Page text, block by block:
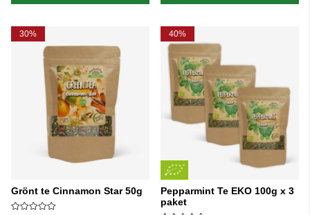
30%
Grönt te Cinnamon Star 50g
40%
Pepparmint Te EKO 100g x 3
paket